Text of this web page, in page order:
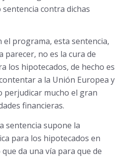
contra dichas
el programa, esta sentencia,
parecer, no es la cura de
los hipotecados, de hecho es
a la Unión Europea y
perjudicar mucho el gran
financieras.
sentencia supone la
para los hipotecados en
da una vía para que de